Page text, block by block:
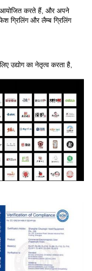
आयोजित करते हैं, और अपने
ग्रिलिंग और लैम्ब ग्रिलिंग
उद्योग का नेतृत्व करता है,